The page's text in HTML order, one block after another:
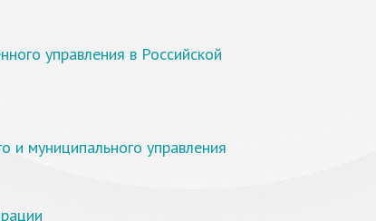
управления в Российской
и муниципального управления